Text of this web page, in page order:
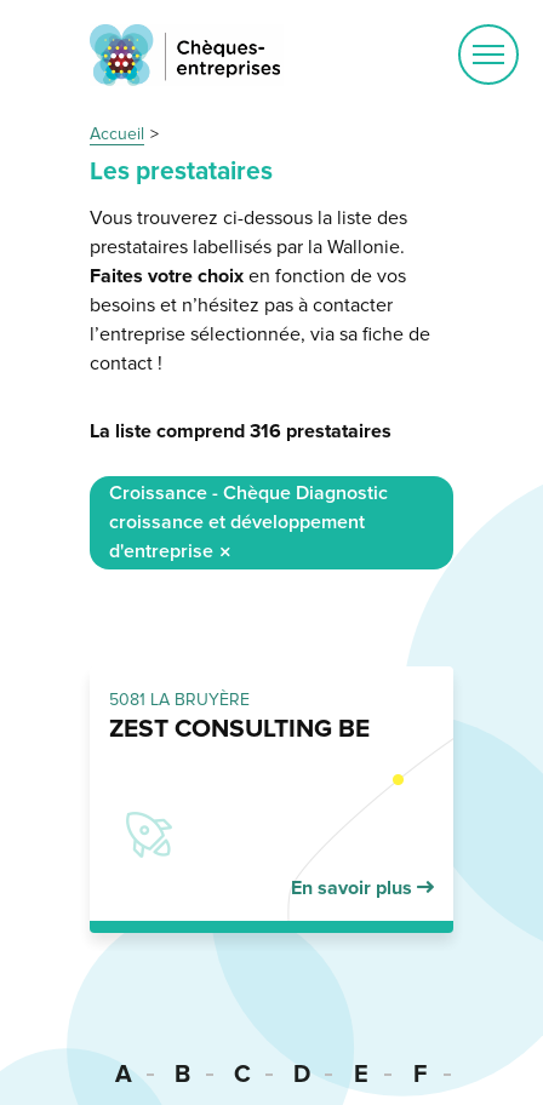
Accueil
Les prestataires
Vous trouverez ci-dessous la liste des
prestataires labellisés par la Wallonie.
Faites votre choix en fonction de vos
besoins et n’hésitez pas à contacter
l’entreprise sélectionnée, via sa fiche de
contact !
La liste comprend 316 prestataires
Croissance - Chèque Diagnostic
croissance et développement
d'entreprise
5081 LA BRUYÈRE
ZEST CONSULTING BE
En savoir plus
A B C D E
F
Ouvrir
le